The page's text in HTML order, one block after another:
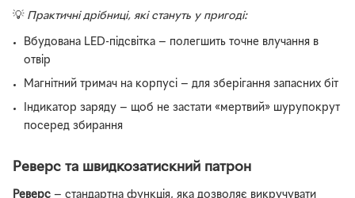
💡 Практичні дрібниці, які стануть у пригоді:
Вбудована LED-підсвітка — полегшить точне влучання в
отвір
Магнітний тримач на корпусі — для зберігання запасних біт
Індикатор заряду — щоб не застати «мертвий» шурупокрут
посеред збирання
Реверс та швидкозатискний патрон
Реверс — стандартна функція, яка дозволяє викручувати